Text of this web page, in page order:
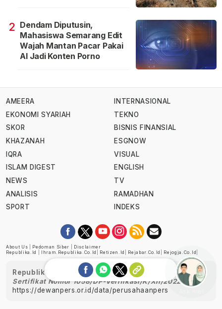
2 Dendam Diputusin,
Mahasiswa Semarang Edit
Wajah Mantan Pacar Pakai
AI Jadi Konten Porno
AMEERA
EKONOMI SYARIAH
SKOR
KHAZANAH
IQRA
ISLAM DIGEST
NEWS
ANALISIS
SPORT
INTERNASIONAL
TEKNO
BISNIS FINANSIAL
ESGNOW
VISUAL
ENGLISH
TV
RAMADHAN
INDEKS
About Us Pedoman Siber
Disclaimer
Republika.id
Ihram.republika.co.id Retizen.id Rejabar.co.id Rejogja.co.id
Republika telah diverifikasi oleh Dewan Pers
Sertifikat Nomor 1058/DP-Verifikasi/K/XII/2022
https://dewanpers.or.id/data/perusahaanpers